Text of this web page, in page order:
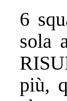
6
sola
più,